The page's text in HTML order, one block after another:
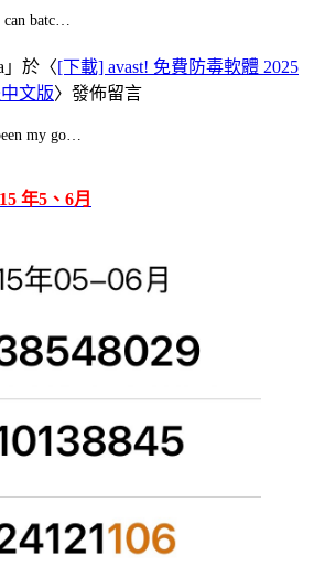
can batc…
」於〈[下載] avast! 免費防毒軟體 2025
文版〉發佈留言
my go…
年5、6月